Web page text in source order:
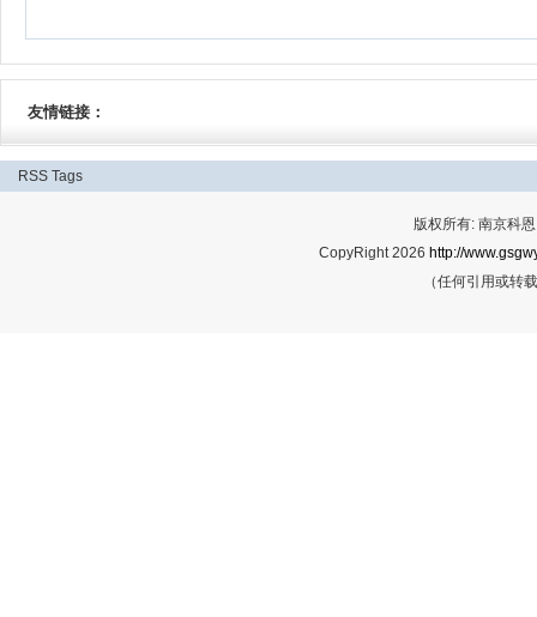
友情链接：
RSS Tags
版权所有: 南京科
CopyRight 2026 http://
（任何引用或转